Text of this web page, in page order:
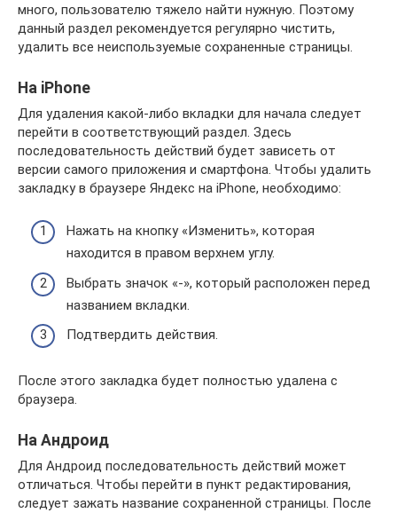
много, пользователю тяжело найти нужную. Поэтому
данный раздел рекомендуется регулярно чистить,
удалить все неиспользуемые сохраненные страницы.
На iPhone
Для удаления какой-либо вкладки для начала следует
перейти в соответствующий раздел. Здесь
последовательность действий будет зависеть от
версии самого приложения и смартфона. Чтобы удалить
закладку в браузере Яндекс на iPhone, необходимо:
Нажать на кнопку «Изменить», которая
находится в правом верхнем углу.
Выбрать значок «-», который расположен перед
названием вкладки.
Подтвердить действия.
После этого закладка будет полностью удалена с
браузера.
На Андроид
Для Андроид последовательность действий может
отличаться. Чтобы перейти в пункт редактирования,
следует зажать название сохраненной страницы. После